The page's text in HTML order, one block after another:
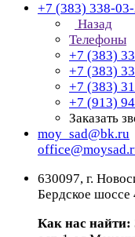
+7 (383) 338-
Назад
Телефоны
+7 (383)
+7 (383)
+7 (383)
+7 (913)
Заказать
moy_sad@bk.ru
630097, г.
Бердское шоссе
Как нас найти: